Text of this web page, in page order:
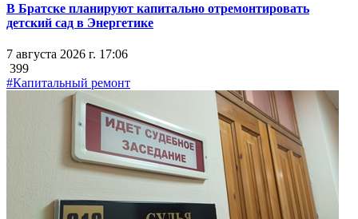
В Братске планируют капитально отремонтировать
детский сад в Энергетике
7 августа 2026 г. 17:06
399
#Капитальный ремонт